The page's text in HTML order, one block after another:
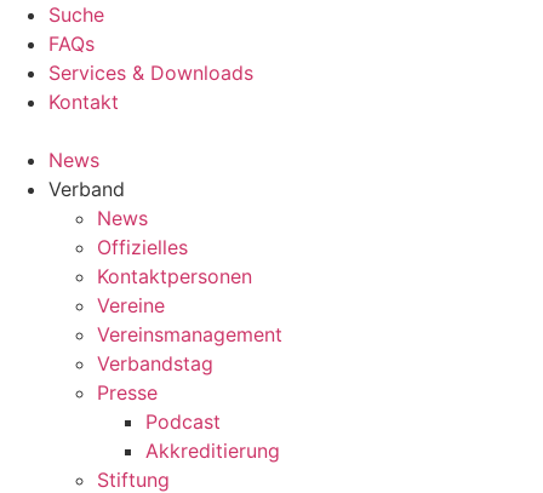
springen
Suche
FAQs
Services & Downloads
Kontakt
News
Verband
News
Offizielles
Kontaktpersonen
Vereine
Vereinsmanagement
Verbandstag
Presse
Podcast
Akkreditierung
Stiftung